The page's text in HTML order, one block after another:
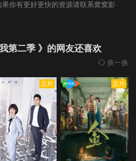
你有更好更快的资源请联系窝窝影
第二季 》的网友还喜欢
换一换
正片 正片